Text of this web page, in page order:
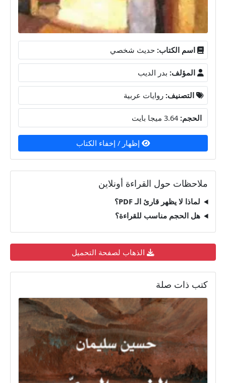
اسم الكتاب: حديث شخصي
المؤلف: بدر الديب
التصنيف: روايات عربية
الحجم:
إظهار / إخفاء الكتاب
ملاحظات حول القراءة أونلاين
لماذا لا يظهر قارئ الـ PDF؟
هل الحجم مناسب للقراءة؟
الذهاب لصفحة التحميل
كتب ذات صلة